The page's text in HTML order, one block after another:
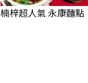
楠梓超人氣 永康麵點